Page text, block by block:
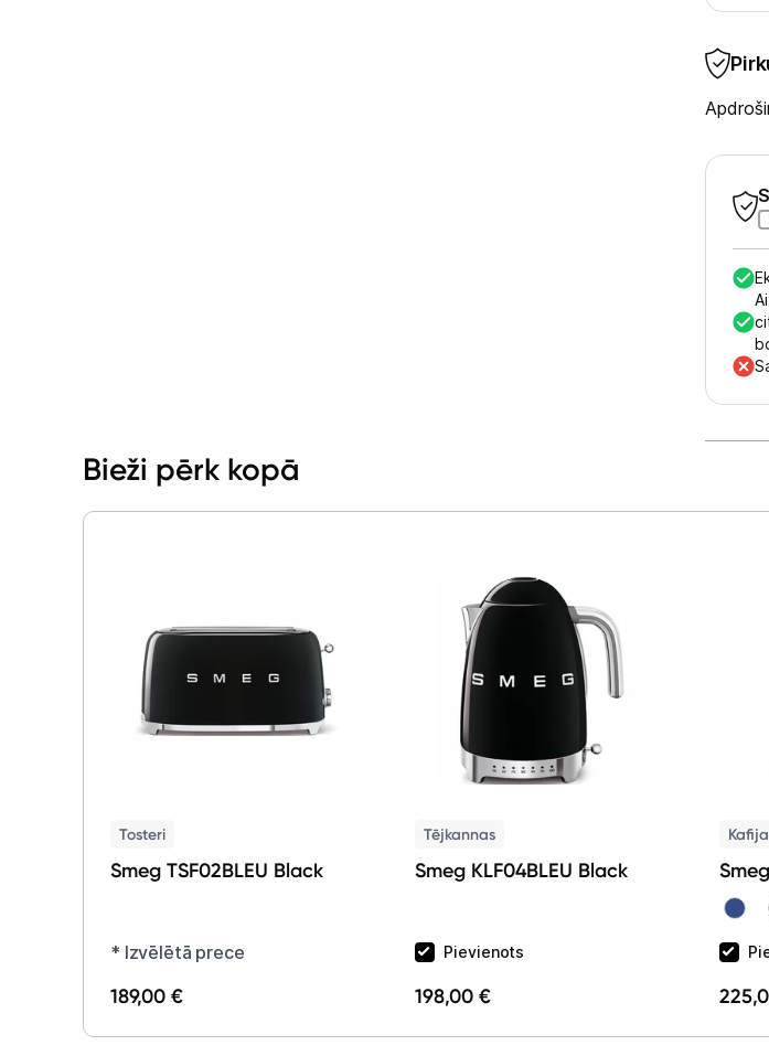
Ūdens gāzēšanas aparāti
Skaistumkopšana
Sports un atpūta
Blogs
Bieži pērk kopā
Tosteri
Smeg TSF02BLEU Black
* Izvēlētā prece
189,00 €
Tējkannas
Smeg KLF04BLEU Black
Pievienots
198,00 €